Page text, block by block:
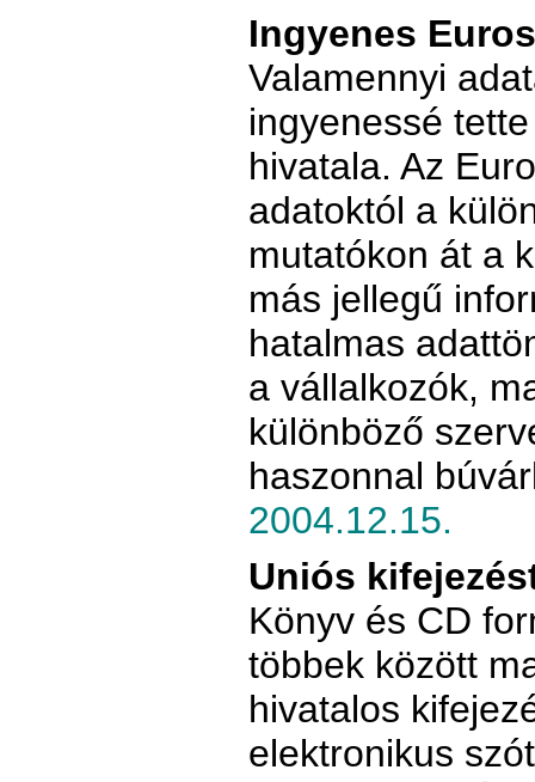
Ingyenes
Valamennyi
ingyenessé
hivatala. Az
adatoktól a
mutatókon át a
más jellegű
hatalmas
a vállalkozók,
különböző
haszonnal
2004.12.15.
Uniós
Könyv és CD
többek között
hivatalos
elektronikus